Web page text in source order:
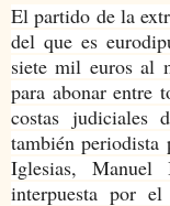
El partido de la
del que es
siete mil euros al
para abonar entre
costas judiciales
también
Iglesias, Manuel
interpuesta por